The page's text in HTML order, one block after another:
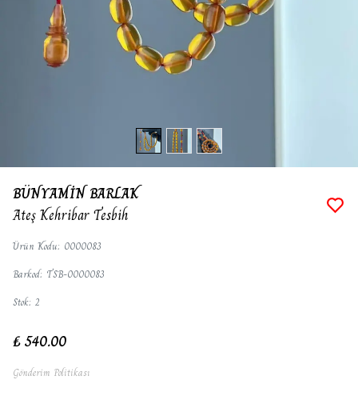
BÜNYAMİN BARLAK
Ateş Kehribar Tesbih
Ürün Kodu: 0000083
Barkod: TSB-0000083
Stok: 2
₺ 540.00
Gönderim Politikası